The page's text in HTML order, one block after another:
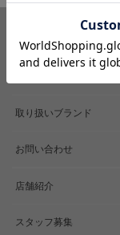
取り扱いブランド
お問い合わせ
店舗紹介
スタッフ募集